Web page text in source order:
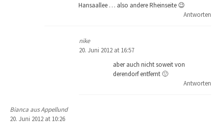
Hansaallee … also andere Rheinseite 😉
Antworten
nike
20. Juni 2012 at 16:57
aber auch nicht soweit von
derendorf entfernt 🙂
Antworten
Bianca aus Appellund
20. Juni 2012 at 10:26